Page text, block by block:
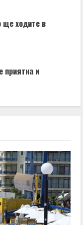
ще ходите в
приятна и